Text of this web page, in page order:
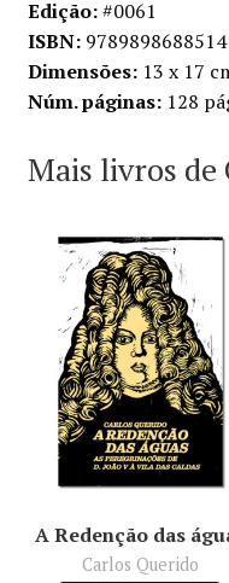
Edição:#0061
ISBN:9789898688514
Dimensões:13 x 17
Núm. páginas:128
Mais livros de
A Redenção das
Carlos Querido